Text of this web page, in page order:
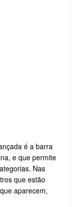
é a barra
e que permite
Nas
que estão
aparecem,